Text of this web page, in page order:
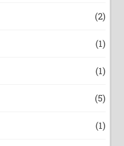
(2)
(1)
(1)
(5)
(1)